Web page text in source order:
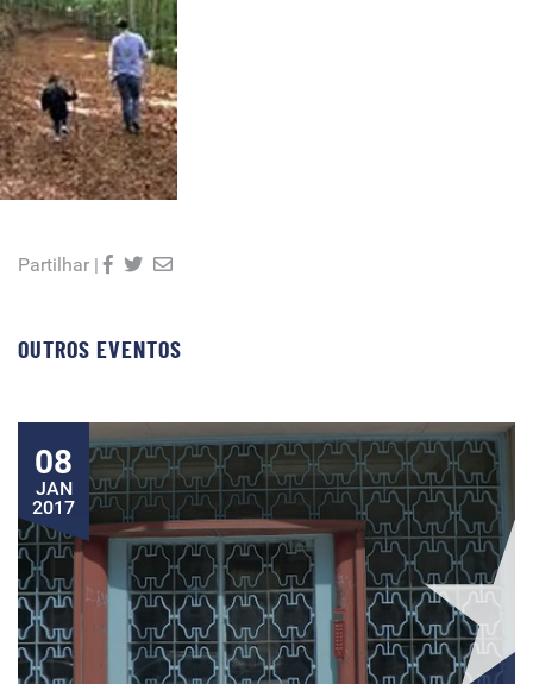
Partilhar |
OUTROS EVENTOS
08
JAN
2017